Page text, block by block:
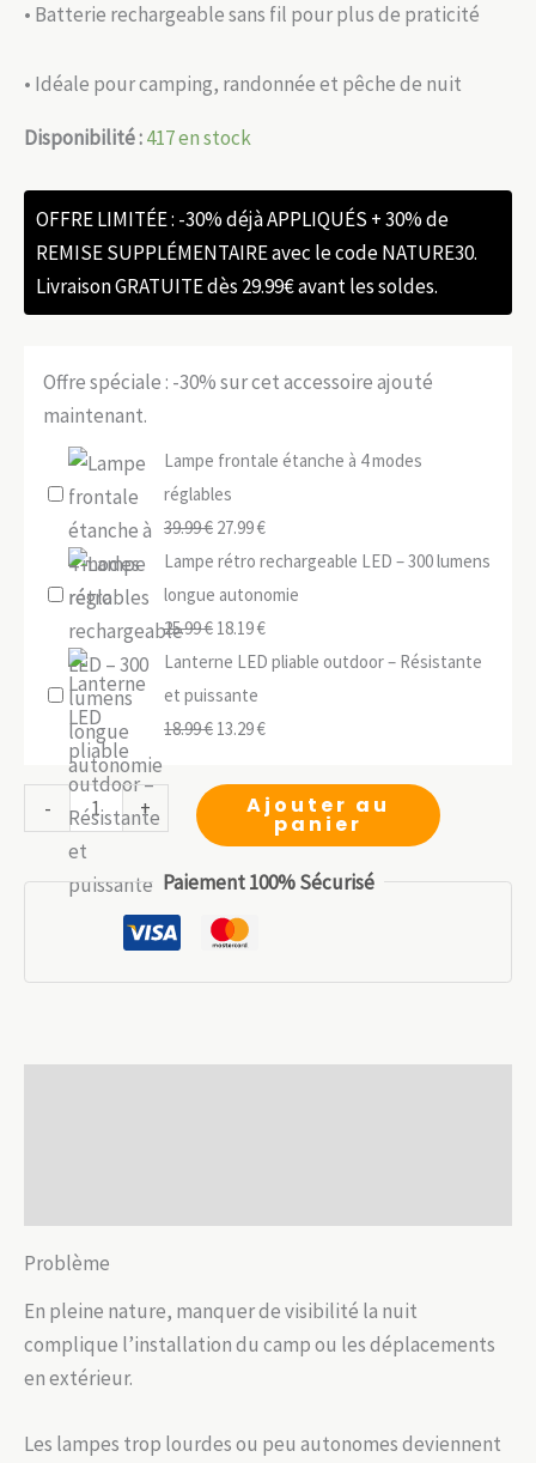
• Batterie rechargeable sans fil pour plus de praticité
• Idéale pour camping, randonnée et pêche de nuit
Disponibilité :417 en stock
OFFRE LIMITÉE : -30% déjà APPLIQUÉS + 30% de
REMISE SUPPLÉMENTAIRE avec le code NATURE30.
Livraison GRATUITE dès 29.99€ avant les soldes.
Offre spéciale : -30% sur cet accessoire ajouté
maintenant.
Lampe frontale étanche à 4 modes
réglables
39.99€ Le
prix
initial
était :
39.99 €.
27.99€Le
prix
actuel
est :
27.99 €.
Lampe rétro rechargeable LED – 300 lumens
longue autonomie
25.99€ Le
prix
initial
était :
18.19€Le
prix
est :
Lanterne LED pliable outdoor – Résistante
et puissante
18.99€ Le
initial
13.29€Le
actuel
est :
-
quantité
de
Lampe
frontale
+ Ajouter au
panier
Paiement 100% Sécurisé
Problème
En pleine nature, manquer de visibilité la nuit
complique l’installation du camp ou les déplacements
en extérieur.
Les lampes trop lourdes ou peu autonomes deviennent